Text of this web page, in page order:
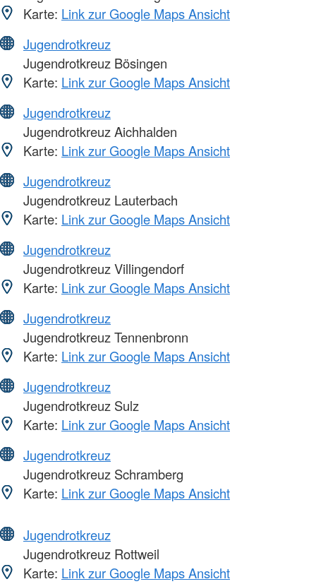
Karte: Link zur Google Maps Ansicht
Jugendrotkreuz
Jugendrotkreuz Bösingen
Karte: Link zur Google Maps Ansicht
Jugendrotkreuz
Jugendrotkreuz Aichhalden
Karte: Link zur Google Maps Ansicht
Jugendrotkreuz
Jugendrotkreuz Lauterbach
Karte: Link zur Google Maps Ansicht
Jugendrotkreuz
Jugendrotkreuz Villingendorf
Karte: Link zur Google Maps Ansicht
Jugendrotkreuz
Jugendrotkreuz Tennenbronn
Karte: Link zur Google Maps Ansicht
Jugendrotkreuz
Jugendrotkreuz Sulz
Karte: Link zur Google Maps Ansicht
Jugendrotkreuz
Jugendrotkreuz Schramberg
Karte: Link zur Google Maps Ansicht
Jugendrotkreuz
Jugendrotkreuz Rottweil
Karte: Link zur Google Maps Ansicht